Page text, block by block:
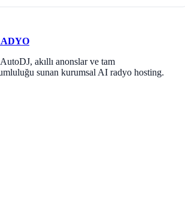
akıllı anonslar ve tam
sunan kurumsal AI radyo hosting.